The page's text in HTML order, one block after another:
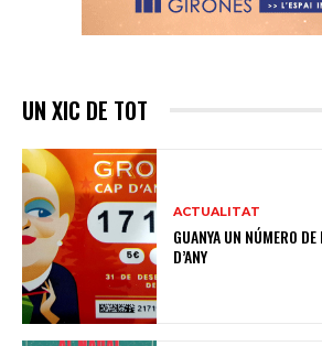
UN XIC DE TOT
ACTUALITAT
GUANYA UN NÚMERO
D’ANY